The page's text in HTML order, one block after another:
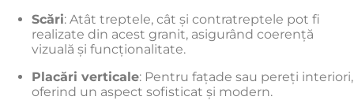
Scări: Atât treptele, cât și contratreptele pot fi
realizate din acest granit, asigurând coerență
vizuală și funcționalitate.​
Placări verticale: Pentru fațade sau pereți interiori,
oferind un aspect sofisticat și modern.​